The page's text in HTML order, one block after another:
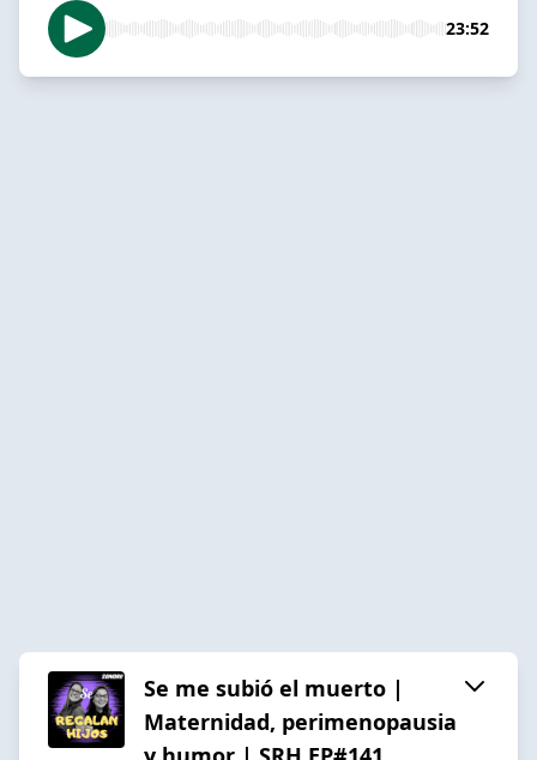
23:52
Se me subió el muerto |
Maternidad, perimenopausia